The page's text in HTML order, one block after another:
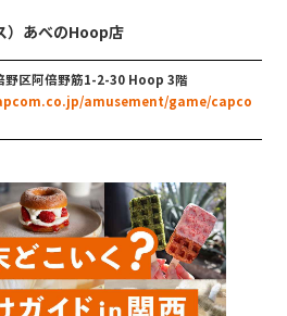
）あべのHoop店
野区阿倍野筋1-2-30 Hoop 3階
amusement/game/capco